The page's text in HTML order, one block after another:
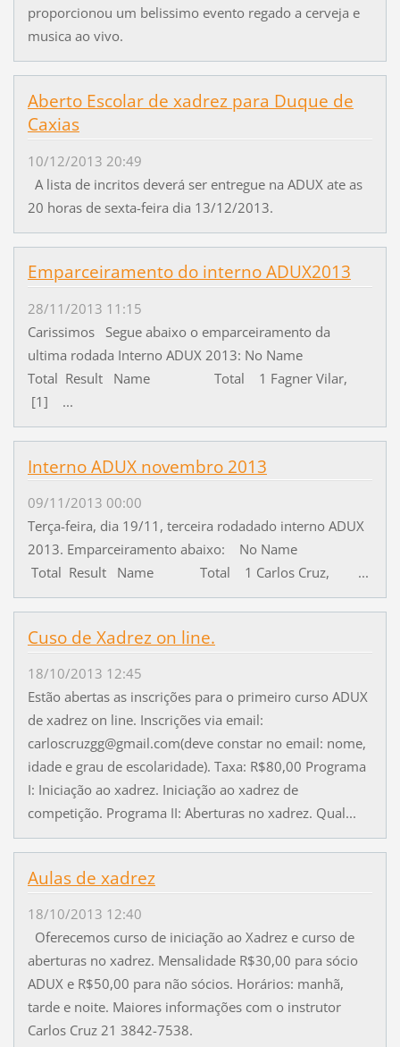
proporcionou um belissimo evento regado a cerveja e
musica ao vivo.
Aberto Escolar de xadrez para Duque de
Caxias
10/12/2013 20:49
A lista de incritos deverá ser entregue na ADUX ate as
20 horas de sexta-feira dia 13/12/2013.
Emparceiramento do interno ADUX2013
28/11/2013 11:15
Carissimos Segue abaixo o emparceiramento da
ultima rodada Interno ADUX 2013: No Name
Total Result Name Total 1 Fagner Vilar,
[1] ...
Interno ADUX novembro 2013
09/11/2013 00:00
Terça-feira, dia 19/11, terceira rodadado interno ADUX
2013. Emparceiramento abaixo: No Name
Total Result Name Total 1 Carlos Cruz, ...
Cuso de Xadrez on line.
18/10/2013 12:45
Estão abertas as inscrições para o primeiro curso ADUX
de xadrez on line. Inscrições via email:
carloscruzgg@gmail.com(deve constar no email: nome,
idade e grau de escolaridade). Taxa: R$80,00 Programa
I: Iniciação ao xadrez. Iniciação ao xadrez de
competição. Programa II: Aberturas no xadrez. Qual...
Aulas de xadrez
18/10/2013 12:40
Oferecemos curso de iniciação ao Xadrez e curso de
aberturas no xadrez. Mensalidade R$30,00 para sócio
ADUX e R$50,00 para não sócios. Horários: manhã,
tarde e noite. Maiores informações com o instrutor
Carlos Cruz 21 3842-7538.